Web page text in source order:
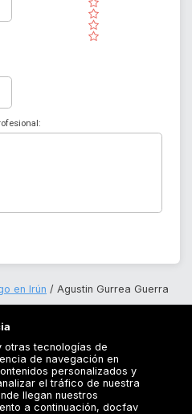
( )
( )
( )
en Irún Agustin Gurrea Guerra
otras tecnologías de
de navegación en
personalizados y
el tráfico de nuestra
llegan nuestros
a continuación, docfav